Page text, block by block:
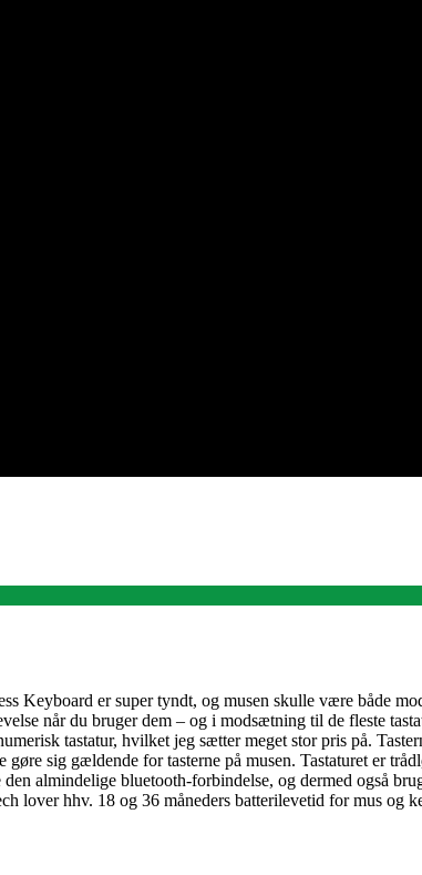
Keyboard er super tyndt, og musen skulle være både
når du bruger dem – og i modsætning til de fleste
tastatur, hvilket jeg sætter meget stor pris på.
sig gældende for tasterne på musen. Tastaturet er
almindelige bluetooth-forbindelse, og dermed også
lover hhv. 18 og 36 måneders batterilevetid for mus og